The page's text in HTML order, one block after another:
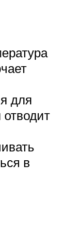
для
в